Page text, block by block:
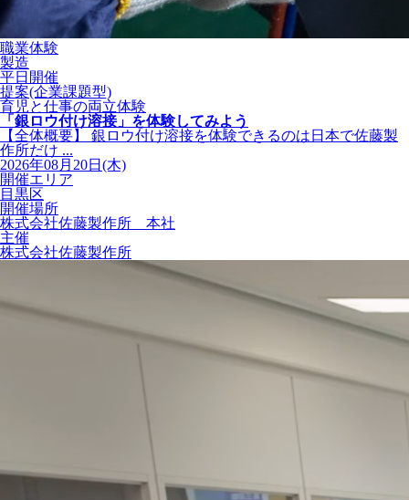
職業体験
製造
平日開催
提案(企業課題型)
育児と仕事の両立体験
「銀ロウ付け溶接」を体験してみよう
【全体概要】 銀ロウ付け溶接を体験できるのは日本で佐藤製
作所だけ ...
2026年08月20日(木)
開催エリア
目黒区
開催場所
株式会社佐藤製作所 本社
主催
株式会社佐藤製作所